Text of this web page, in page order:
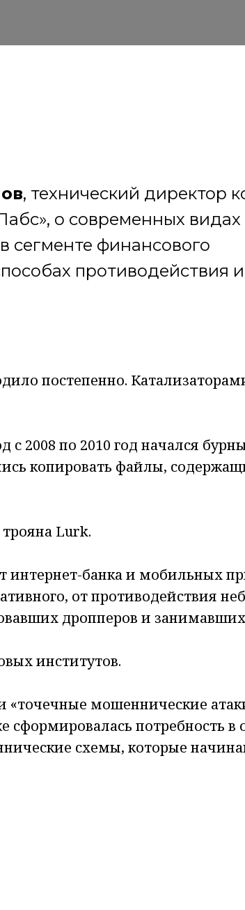
в 2021
, технический директор
о современных видах
сегменте финансового
противодействия и
постепенно.
2008 по 2010 год начался
копировать файлы,
трояна Lurk.
интернет-банка и мобильных
от противодействия
дропперов и
институтов.
«точечные мошеннические
потребность в
схемы, которые